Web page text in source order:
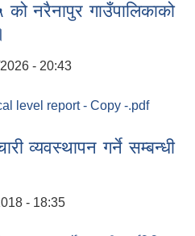
नरैनापुर गाउँपालिकाको
- 20:43
level report - Copy -.pdf
।व्यवस्थापन गर्ने सम्बन्धी
- 18:35